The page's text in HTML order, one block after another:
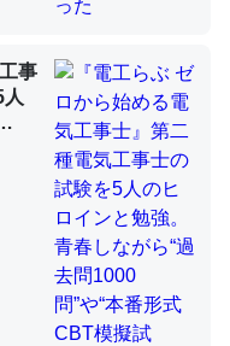
らんかった。調べたら
分の1程度。
＝「昆虫はなぜ海にいな
不足してて両方に不
事